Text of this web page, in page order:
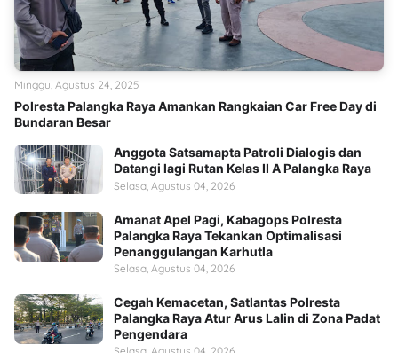
Polresta Palangka Raya Amankan Rangkaian Car Free Day di
Bundaran Besar
Minggu, Agustus 24, 2025
Anggota Satsamapta Patroli Dialogis dan
Datangi lagi Rutan Kelas II A Palangka Raya
Selasa, Agustus 04, 2026
Amanat Apel Pagi, Kabagops Polresta
Palangka Raya Tekankan Optimalisasi
Penanggulangan Karhutla
Selasa, Agustus 04, 2026
Cegah Kemacetan, Satlantas Polresta
Palangka Raya Atur Arus Lalin di Zona Padat
Pengendara